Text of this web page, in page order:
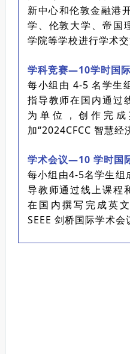
新中心和伦敦金融港
学、伦敦大学、帝国
学院等学校进行学术交
学科竞赛—10学时国
每小组由 4-5 名学生
指导教师在国内通过
为单位，创作完
加“2024CFCC 智慧经
学术会议—10 学时国
每小组由4-5名学生组
导教师通过线上课程
在国内撰写完成英
SEEE 剑桥国际学术会